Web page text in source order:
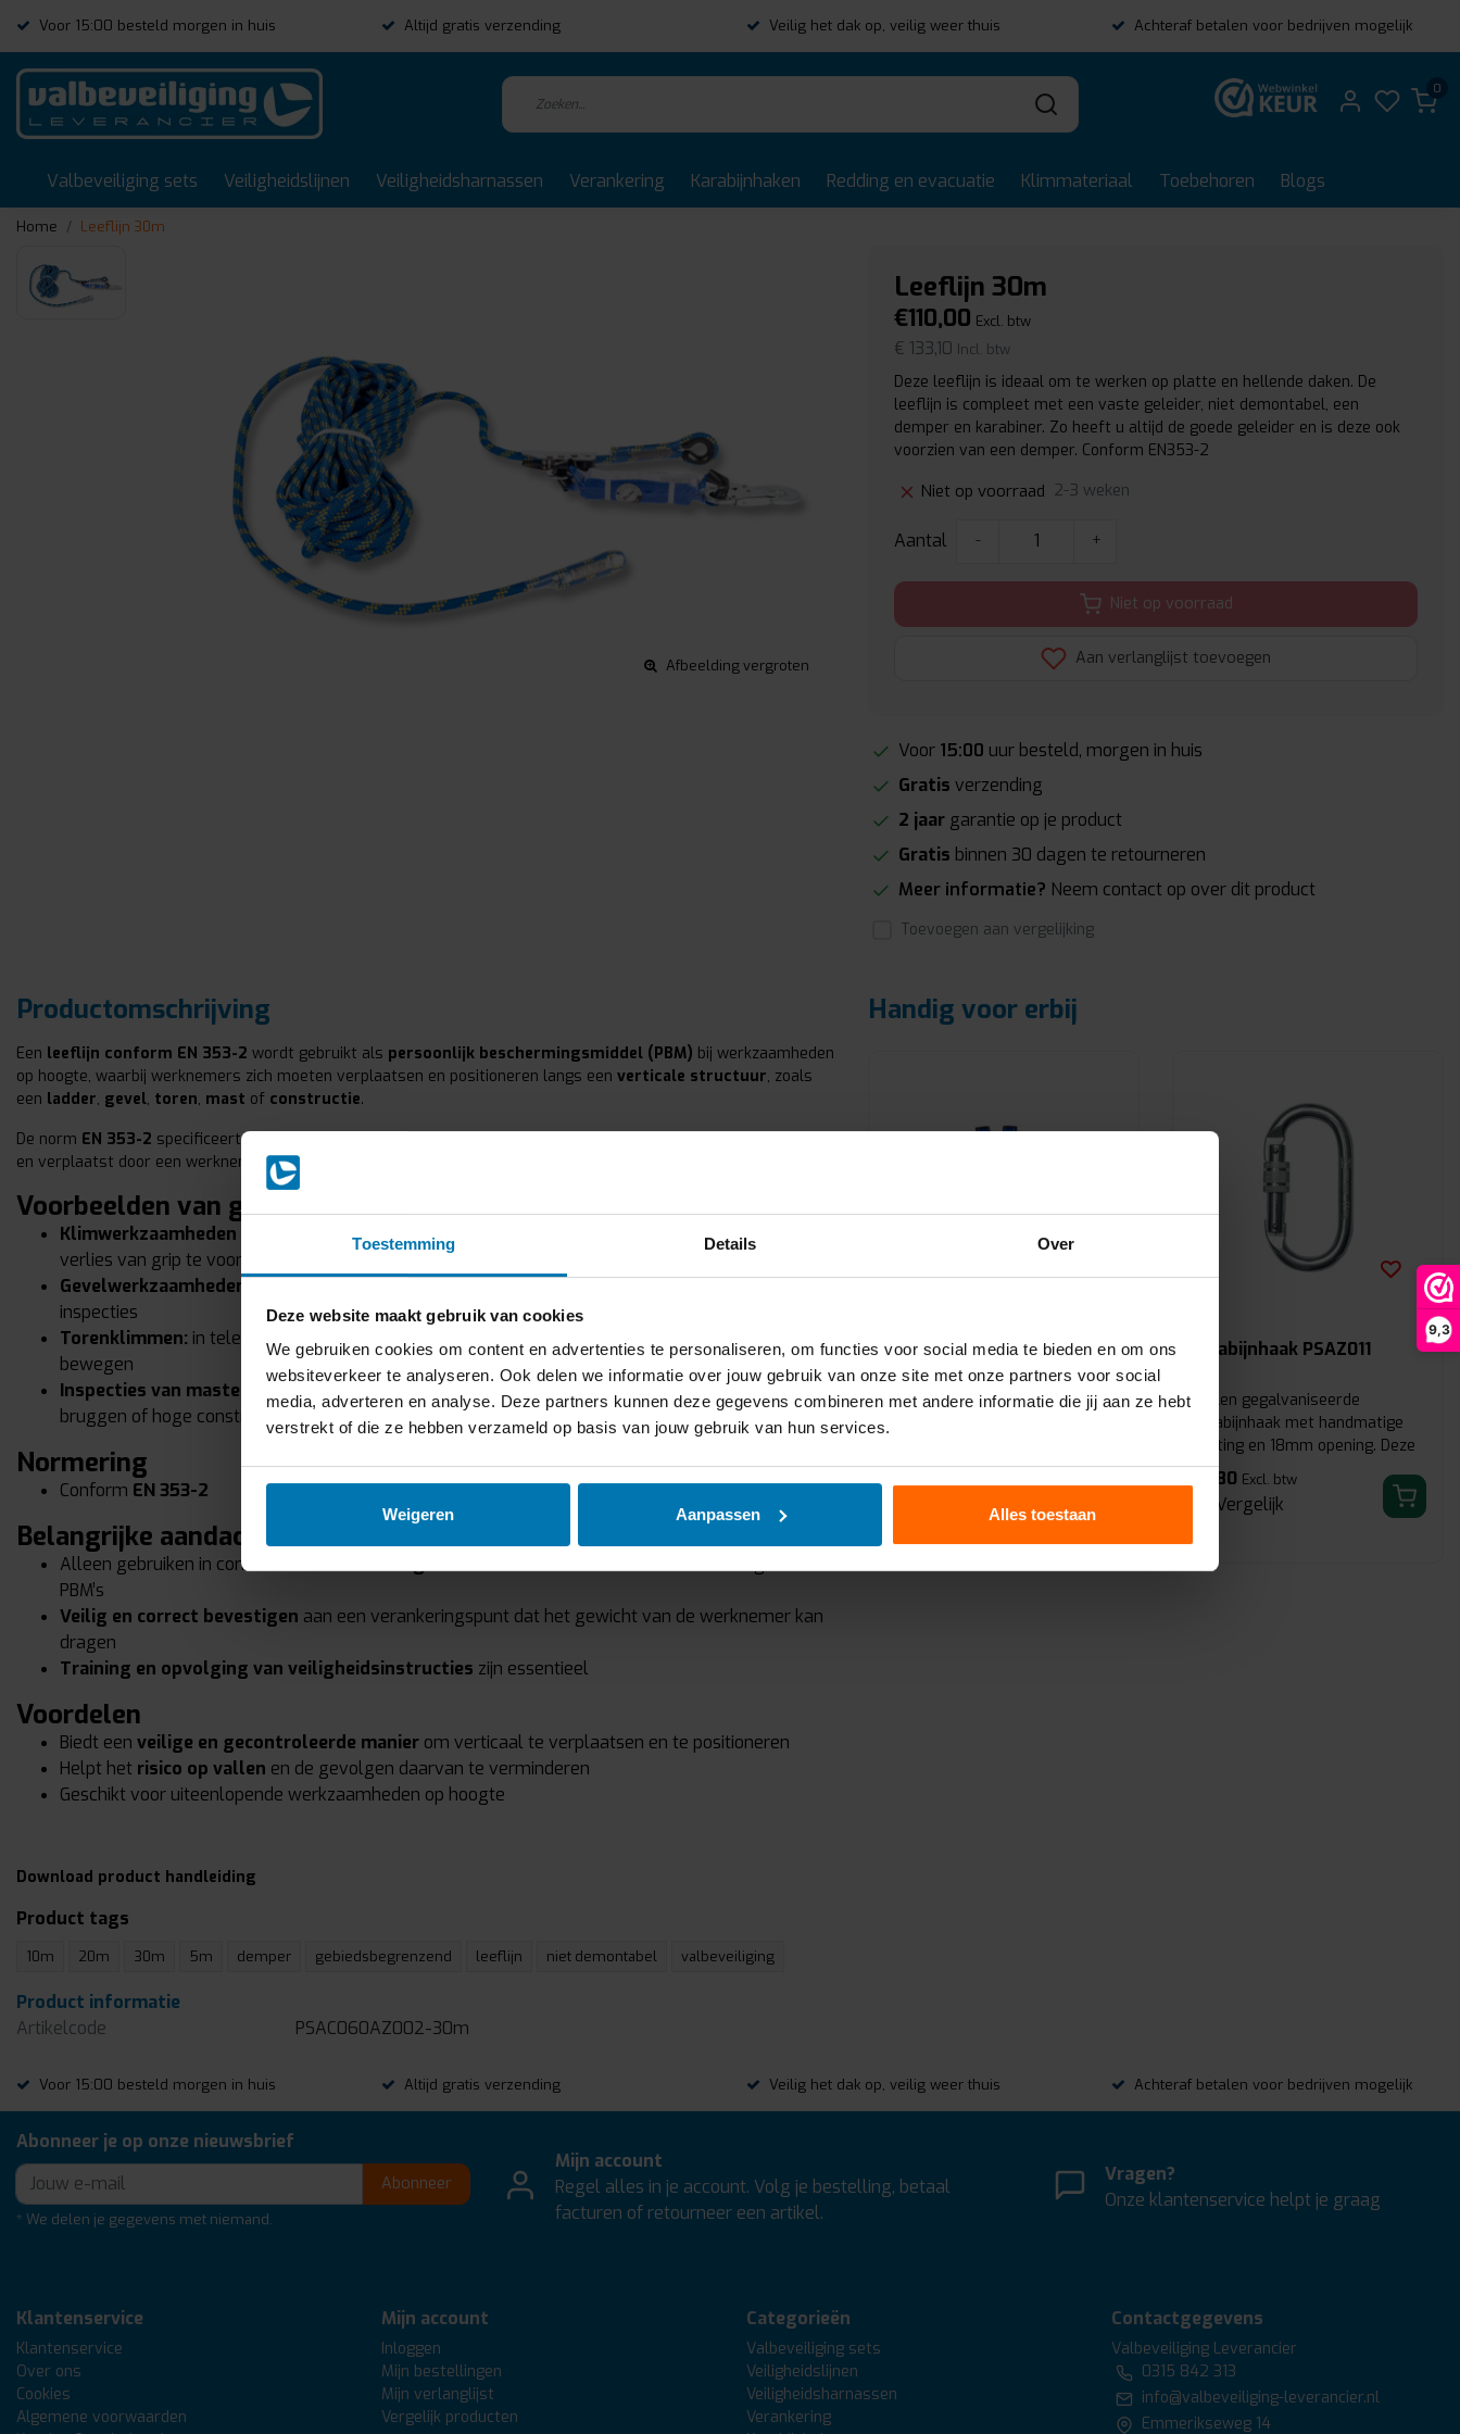
Toestemming Details Over
Deze website maakt gebruik van cookies
We gebruiken cookies om content en advertenties te personaliseren, om functies voor social media te bieden en om ons
websiteverkeer te analyseren. Ook delen we informatie over jouw gebruik van onze site met onze partners voor social
media, adverteren en analyse. Deze partners kunnen deze gegevens combineren met andere informatie die jij aan ze hebt
verstrekt of die ze hebben verzameld op basis van jouw gebruik van hun services.
Weigeren Aanpassen Alles toestaan
9,3
Voor 15:00 besteld morgen in huis Altijd gratis verzending Veilig het dak op, veilig weer thuis Achteraf betalen voor bedrijven mogelijk
0
Valbeveiliging sets Veiligheidslijnen Veiligheidsharnassen Verankering Karabijnhaken Redding en evacuatie Klimmateriaal Toebehoren Blogs
Home Leeflijn 30m
Afbeelding vergroten
Leeflijn 30m
€110,00 Excl. btw
€ 133,10 Incl. btw
Deze leeflijn is ideaal om te werken op platte en hellende daken. De
leeflijn is compleet met een vaste geleider, niet demontabel, een
demper en karabiner. Zo heeft u altijd de goede geleider en is deze ook
voorzien van een demper. Conform EN353-2
Niet op voorraad 2-3 weken
Aantal - +
Niet op voorraad
Aan verlanglijst toevoegen
Voor 15:00 uur besteld, morgen in huis
Gratis verzending
2 jaar garantie op je product
Gratis binnen 30 dagen te retourneren
Meer informatie? Neem contact op over dit product
Toevoegen aan vergelijking
Productomschrijving
Een leeflijn conform EN 353-2 wordt gebruikt als persoonlijk beschermingsmiddel (PBM) bij werkzaamheden
op hoogte, waarbij werknemers zich moeten verplaatsen en positioneren langs een verticale structuur, zoals
een ladder, gevel, toren, mast of constructie.
De norm EN 353-2 specificeert de eisen voor leeflijnen met een
en verplaatst door een werknemer tijdens het werken op hoogte.
Voorbeelden van gebruik
Klimwerkzaamheden op ladders:
zekering tijdens het beklimmen om vrije val bij slippen of
verlies van grip te voorkomen
Gevelwerkzaamheden:veilig verplaatsen en positioneren bij glasreiniging, schilderen of
inspecties
Torenklimmen: in telecom of andere sectoren, om gecontroleerd omhoog en omlaag te
bewegen
Inspecties van masten en constructies:
bescherming tijdens verplaatsingen op masten,
bruggen of hoge constructies
Normering
Conform EN 353-2
Belangrijke aandachtspunten
Alleen gebruiken in combinatie met een
PBM’s
Veilig en correct bevestigen aan een verankeringspunt dat het gewicht van de werknemer kan
dragen
Training en opvolging van veiligheidsinstructies zijn essentieel
Voordelen
Biedt een veilige en gecontroleerde manier om verticaal te verplaatsen en te positioneren
Helpt het risico op vallen en de gevolgen daarvan te verminderen
Geschikt voor uiteenlopende werkzaamheden op hoogte
Download product handleiding
Product tags
10m 20m 30m 5m demper gebiedsbegrenzend leeflijn niet demontabel valbeveiliging
Product informatie
Artikelcode
PSAC060AZ002-30m
Handig voor erbij
Harnas PS71
Het PS71 harnas is een luxe
verlengde lus op de rug maakt
het ...
Stukprijs : €165,00 /
Karabijnhaak PSAZ011
Stalen gegalvaniseerde
karabijnhaak met handmatige
sluiting en 18mm opening. Deze
haak weegt 180 gram en is
robuust uit...
€4,80 Excl. btw
Vergelijk
Voor 15:00 besteld morgen in huis Altijd gratis verzending Veilig het dak op, veilig weer thuis Achteraf betalen voor bedrijven mogelijk
Abonneer je op onze nieuwsbrief
Abonneer
* We delen je gegevens met niemand.
Mijn account
Regel alles in je account. Volg je bestelling, betaal
facturen of retourneer een artikel.
Vragen?
Onze klantenservice helpt je graag
Klantenservice
Klantenservice
Over ons
Cookies
Algemene voorwaarden
Mijn account
Inloggen
Mijn bestellingen
Mijn verlanglijst
Vergelijk producten
Categorieën
Valbeveiliging sets
Veiligheidslijnen
Veiligheidsharnassen
Verankering
Contactgegevens
Valbeveiliging Leverancier
0315 842 313
info@valbeveiliging-leverancier.nl
Emmerikseweg 14